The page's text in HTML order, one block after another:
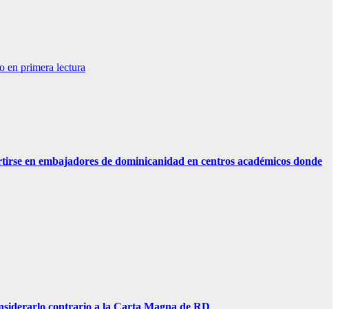
en primera lectura
en embajadores de dominicanidad en centros académicos donde